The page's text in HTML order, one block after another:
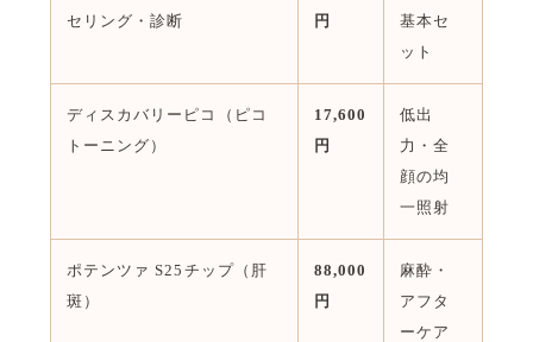
セリング・診断
円
基本セ
ット
ディスカバリーピコ（ピコ
トーニング）
17,600
円
低出
力・全
顔の均
一照射
ポテンツァ S25チップ（肝
斑）
88,000
円
麻酔・
アフタ
ーケア